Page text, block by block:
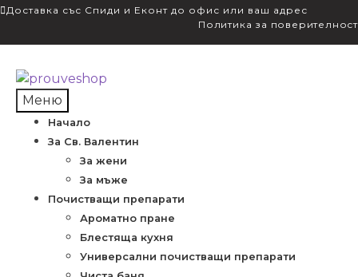
Доставка със Спиди и Еконт до офис или ваш адрес
Политика за поверителност
Skip
to
navigation
Skip
to
content
Меню
Начало
За Св. Валентин
За жени
За мъже
Почистващи препарати
Ароматно пране
Блестяща кухня
Универсални почистващи препарати